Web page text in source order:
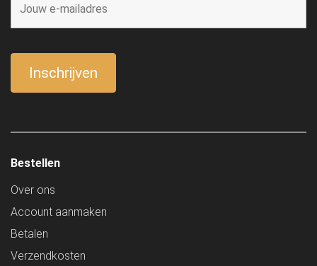
Bestellen
Over ons
Account aanmaken
Betalen
Verzendkosten